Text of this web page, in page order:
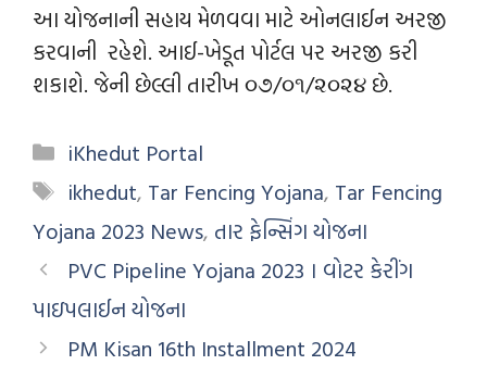
આ યોજનાની સહાય મેળવવા માટે ઓનલાઈન અરજી
કરવાની રહેશે. આઈ-ખેડૂત પોર્ટલ પર અરજી કરી
શકાશે. જેની છેલ્લી તારીખ ૦૭/૦૧/૨૦૨૪ છે.
iKhedut Portal
ikhedut, Tar Fencing Yojana, Tar Fencing
Yojana 2023 News, તાર ફેન્સિંગ યોજના
PVC Pipeline Yojana 2023 । વોટર કેરીંગ
પાઇપલાઈન યોજના
PM Kisan 16th Installment 2024